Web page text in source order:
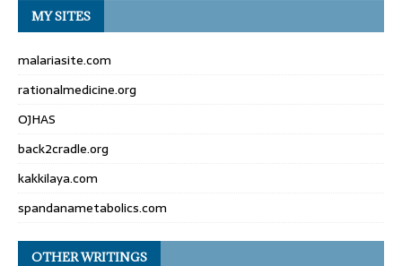
MY SITES
malariasite.com
rationalmedicine.org
OJHAS
back2cradle.org
kakkilaya.com
spandanametabolics.com
OTHER WRITINGS